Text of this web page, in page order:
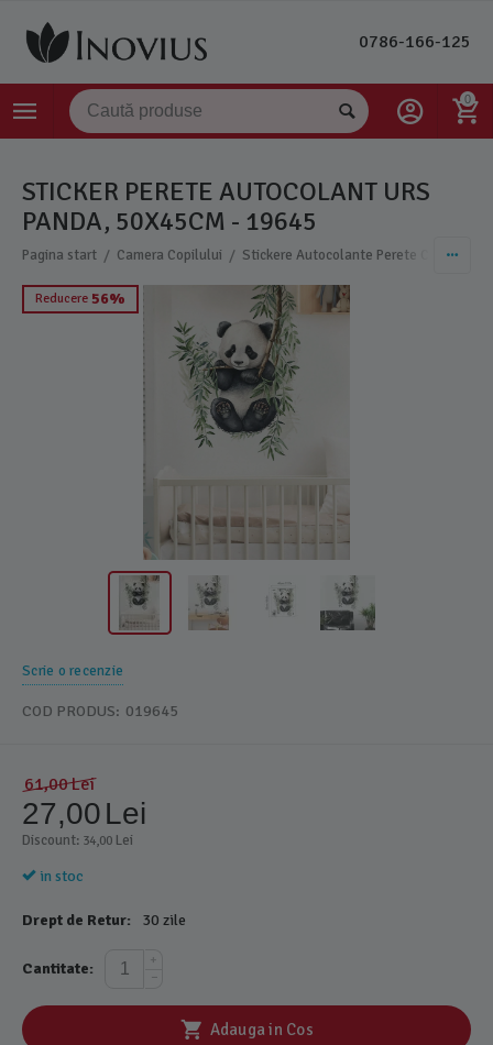
0786-166-125
0
STICKER PERETE AUTOCOLANT URS
PANDA, 50X45CM - 19645
Pagina start / Camera Copilului / Stickere Autocolante Perete Copii
Reducere 56%
Scrie o recenzie
COD PRODUS: 019645
61,00Lei
27,00Lei
Discount: 34,00 Lei
in stoc
Drept de Retur: 30 zile
Cantitate:
+
−
Adauga in Cos